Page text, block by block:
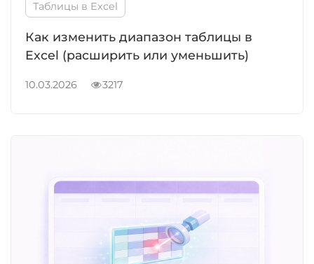
Таблицы в Excel
Как изменить диапазон таблицы в
Excel (расширить или уменьшить)
10.03.2026 3217